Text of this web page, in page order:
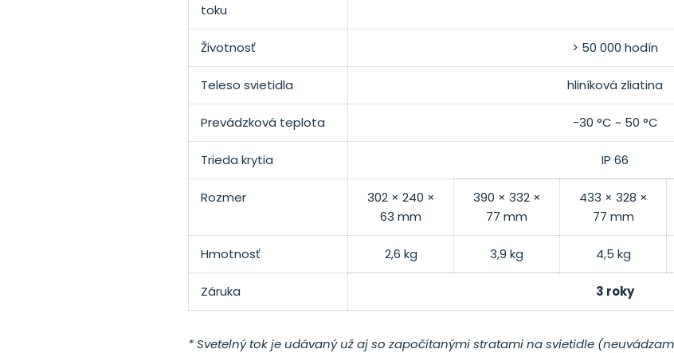
toku
Životnosť > 50 000 hodín
Teleso svietidla hliníková zliatina
Prevádzková teplota -30 °C ~ 50 °C
Trieda krytia IP 66
Rozmer 302 × 240 ×
63 mm
390 × 332 ×
77 mm
433 × 328 ×
77 mm
Hmotnosť 2,6 kg 3,9 kg 4,5 kg
Záruka 3 roky
* Svetelný tok je udávaný už aj so započítanými stratami na svietidle